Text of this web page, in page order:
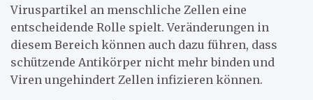
Viruspartikel an menschliche Zellen eine
entscheidende Rolle spielt. Veränderungen in
diesem Bereich können auch dazu führen, dass
schützende Antikörper nicht mehr binden und
Viren ungehindert Zellen infizieren können.